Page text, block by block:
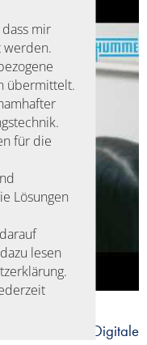
mir
werden.
übermittelt.
für die
Lösungen
lesen
für Digitale